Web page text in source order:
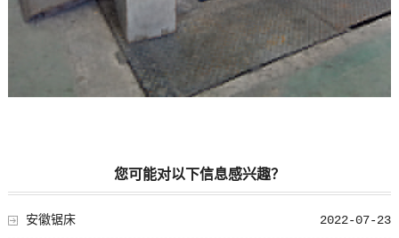
您可能对以下信息感兴趣？
2022-07-23
安徽锯床